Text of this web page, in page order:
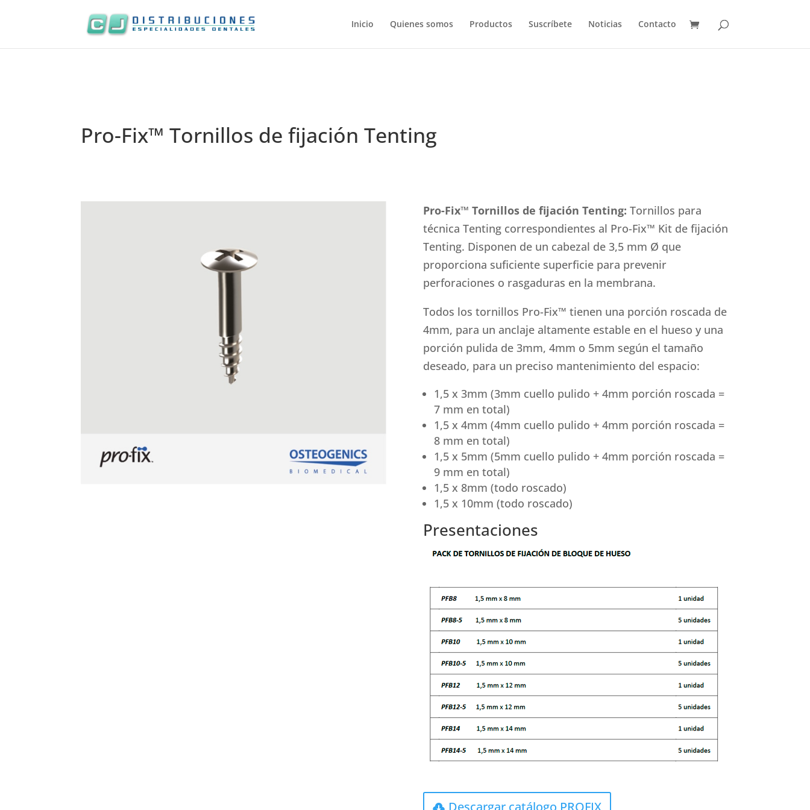
Inicio Quienes somos Productos Suscríbete Noticias Contacto
Pro-Fix™ Tornillos de fijación Tenting
Pro-Fix™ Tornillos de fijación Tenting: Tornillos para
técnica Tenting correspondientes al Pro-Fix™ Kit de fijación
Tenting. Disponen de un cabezal de 3,5 mm Ø que
proporciona suficiente superficie para prevenir
perforaciones o rasgaduras en la membrana.
Todos los tornillos Pro-Fix™ tienen una porción roscada de
4mm, para un anclaje altamente estable en el hueso y una
porción pulida de 3mm, 4mm o 5mm según el tamaño
deseado, para un preciso mantenimiento del espacio:
1,5 x 3mm (3mm cuello pulido + 4mm porción roscada =
7 mm en total)
1,5 x 4mm (4mm cuello pulido + 4mm porción roscada =
8 mm en total)
1,5 x 5mm (5mm cuello pulido + 4mm porción roscada =
9 mm en total)
1,5 x 8mm (todo roscado)
1,5 x 10mm (todo roscado)
Presentaciones
Descargar catálogo PROFIX